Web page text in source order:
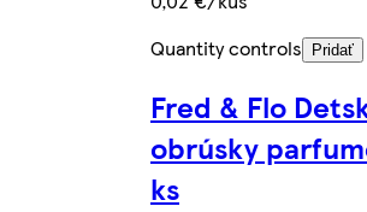
Quantity controls
Pridať
Fred & Flo
obrúsky
ks